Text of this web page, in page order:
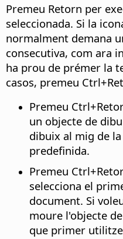
Premeu Retorn per
seleccionada. Si la
normalment demana
consecutiva, com ara
ha prou de prémer la
casos, premeu Ctrl
Premeu Ctrl
un objecte de
dibuix al mig de
predefinida.
Premeu Ctrl
selecciona el
document. Si
moure l'objecte
que primer